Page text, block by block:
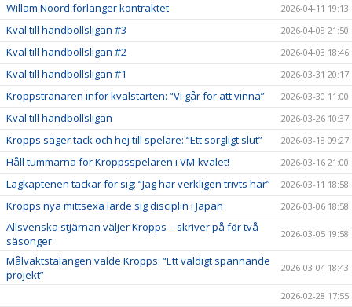
Willam Noord förlänger kontraktet 2026-04-11 19:13
Kval till handbollsligan #3 2026-04-08 21:50
Kval till handbollsligan #2 2026-04-03 18:46
Kval till handbollsligan #1 2026-03-31 20:17
Kroppstränaren inför kvalstarten: “Vi går för att vinna” 2026-03-30 11:00
Kval till handbollsligan 2026-03-26 10:37
Kropps säger tack och hej till spelare: “Ett sorgligt slut” 2026-03-18 09:27
Håll tummarna för Kroppsspelaren i VM-kvalet! 2026-03-16 21:00
Lagkaptenen tackar för sig: “Jag har verkligen trivts här” 2026-03-11 18:58
Kropps nya mittsexa lärde sig disciplin i Japan 2026-03-06 18:58
Allsvenska stjärnan väljer Kropps – skriver på för två
säsonger
2026-03-05 19:58
Målvaktstalangen valde Kropps: “Ett väldigt spännande
projekt”
2026-03-04 18:43
2026-02-28 17:55